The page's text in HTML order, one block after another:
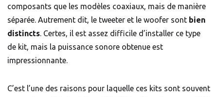
composants que les modèles coaxiaux, mais de manière
séparée. Autrement dit, le tweeter et le woofer sont bien
distincts. Certes, il est assez difficile d’installer ce type
de kit, mais la puissance sonore obtenue est
impressionnante.
C’est l’une des raisons pour laquelle ces kits sont souvent